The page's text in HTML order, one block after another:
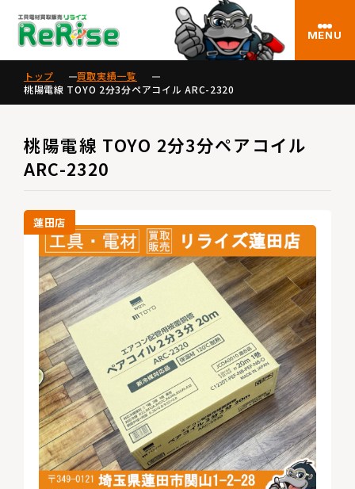
MENU
トップ
買取実績一覧
桃陽電線 TOYO 2分3分ペアコイル ARC-2320
桃陽電線 TOYO 2分3分ペアコイル
ARC-2320
蓮田店